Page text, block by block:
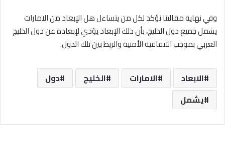
وفي نهاية مقالتنا نؤكد لكل من يتساءل هل الإبعاد من الامارات
يشمل جميع دول الخليج، بأن ذلك الإبعاد يؤدي لإبعاده عن دول الخليج
العربي بموجب الاتفاقية الأمنية والربط بين تلك الدول.
الابعاد الامارات الخليج
دول
يشمل